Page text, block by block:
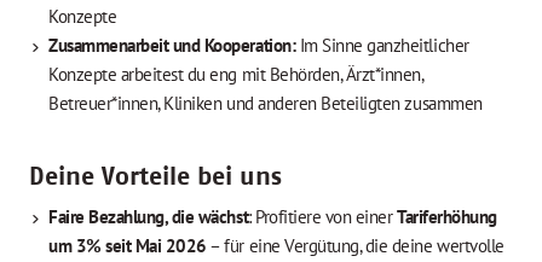
Konzepte
Zusammenarbeit und Kooperation: Im Sinne ganzheitlicher
Konzepte arbeitest du eng mit Behörden, Ärzt*innen,
Betreuer*innen, Kliniken und anderen Beteiligten zusammen
Deine Vorteile bei uns
Faire Bezahlung, die wächst: Profitiere von einerTariferhöhung
um 3% seit Mai 2026 – für eine Vergütung, die deine wertvolle